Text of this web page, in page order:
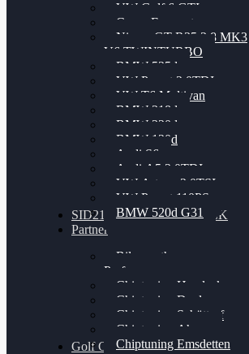
VW Golf 6 GTI
Cupra Formentor
Nissan GT-R35 3.8 MK3
V6 TWINTURBO
BMW 525d
VW Passat 2.0TDI
VW T6 Multivan
BMW 318d
BMW 320d
BMW 120d
Audi S6
Audi A5 3.0TDI
VW Arteon 2.0TSI
VW Passat 110PS
BMW 520d G31
SID212 / 212EVO UNLOCK
Partner
Bilgenroth
Performance
Chiptuning Herzlacke
Chiptuning Duelmen
Chiptuning Schüttorf
Chiptuning Ahaus
Chiptuning Emsdetten
Golf Gewinnspiel